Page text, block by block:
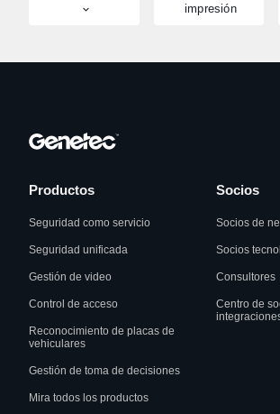
impresión
Productos
Seguridad como servicio
Seguridad unificada
Gestión de video
Control de acceso
Reconocimiento de placas de
vehiculares
Gestión de toma de decisiones
Mira todos los productos
Socios
Socios de
Socios
Consultores
Centro de